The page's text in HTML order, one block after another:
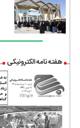
هفته نامه الکترونیکی